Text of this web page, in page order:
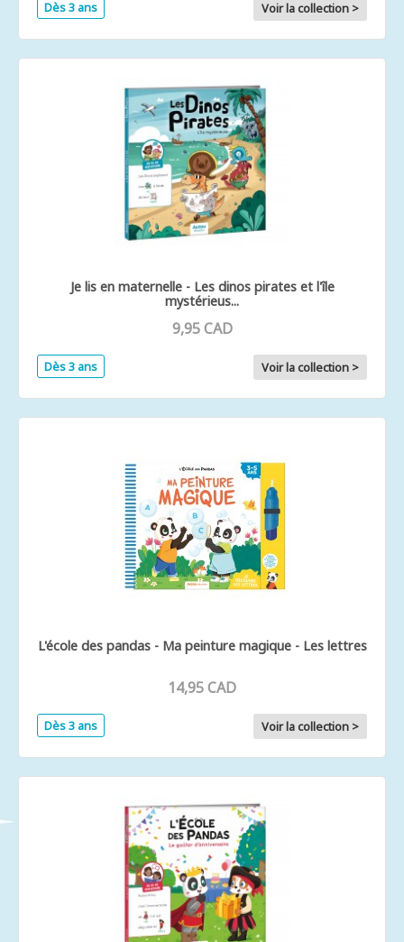
Dès 3 ans Voir la collection >
Je lis en maternelle - Les dinos pirates et l'île
mystérieus...
9,95 CAD
Dès 3 ans Voir la collection >
L'école des pandas - Ma peinture magique - Les lettres
14,95 CAD
Dès 3 ans Voir la collection >